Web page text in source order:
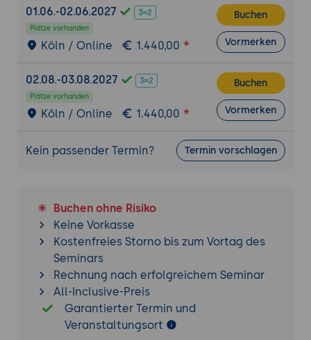
01.06.-02.06.2027
Plätze vorhanden
Köln / Online 1.440,00
Buchen
Vormerken
02.08.-03.08.2027
Plätze vorhanden
Köln / Online 1.440,00
Buchen
Vormerken
Kein passender Termin? Termin vorschlagen
Buchen ohne Risiko
Keine Vorkasse
Kostenfreies Storno bis zum Vortag des
Seminars
Rechnung nach erfolgreichem Seminar
All-Inclusive-Preis
Garantierter Termin und
Veranstaltungsort